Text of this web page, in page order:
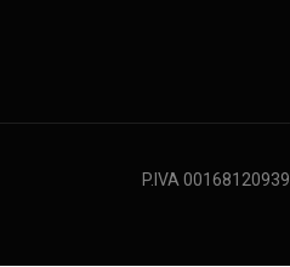
P.IVA 00168120939